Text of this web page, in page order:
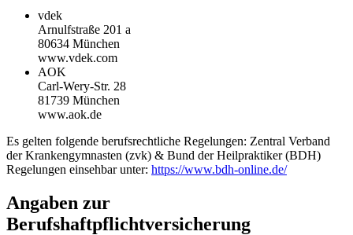
vdek
Arnulfstraße 201 a
80634 München
www.vdek.com
AOK
Carl-Wery-Str. 28
81739 München
www.aok.de
Es gelten folgende berufsrechtliche Regelungen: Zentral Verband
der Krankengymnasten (zvk) & Bund der Heilpraktiker (BDH)
Regelungen einsehbar unter: https://www.bdh-online.de/
Angaben zur
Berufshaftpflichtversicherung